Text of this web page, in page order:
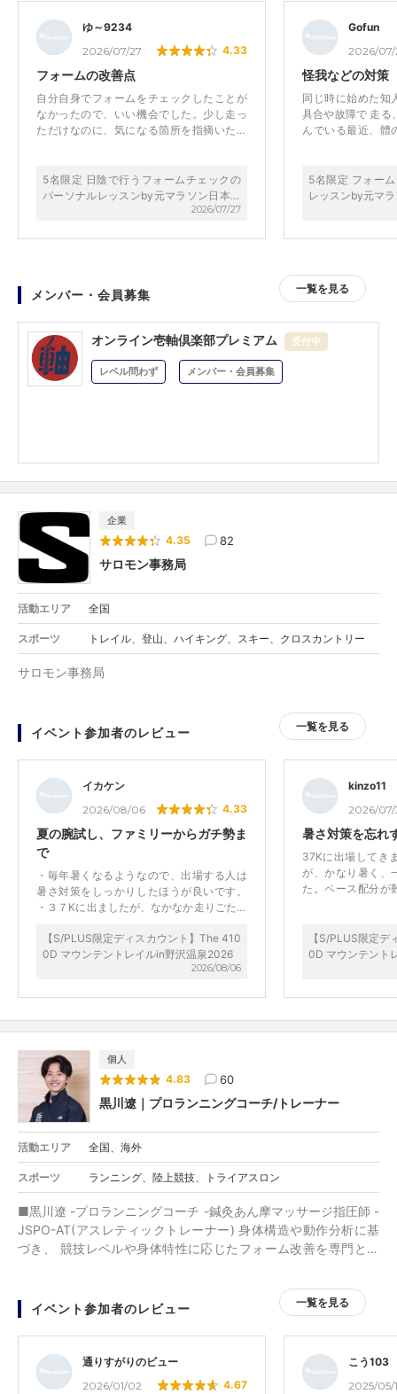
ゆ～9234
2026/07/27
4.33
フォームの改善点
自分自身でフォームをチェックしたことが
なかったので、いい機会でした。少し走っ
ただけなのに、気になる箇所を指摘いただ
また、暑い中でしたが日陰であったし人通
りも少なかったので集中することもできま
5名限定 日陰で行うフォームチェックの
パーソナルレッスンby元マラソン日本代
2026/07/27
Gofun
2026/07/
怪我などの対策
同じ時に始めた知
具合や故障で 走る
んでいる最近、體
て動作や動かし
想っています。
5名限定 フォー
レッスンby元マ
メンバー・会員募集 一覧を見る
オンライン壱軸倶楽部プレミアム 受付中
レベル問わず メンバー・会員募集
企業
4.35 82
サロモン事務局
活動エリア 全国
スポーツ トレイル、登山、ハイキング、スキー、クロスカントリー
サロモン事務局
イベント参加者のレビュー 一覧を見る
イカケン
2026/08/06
4.33
夏の腕試し、ファミリーからガチ勢ま
で
・毎年暑くなるようなので、出場する人は
暑さ対策をしっかりしたほうが良いです。
・３７Kに出ましたが、なかなか走りごたえ
マーキングがしっかりしており、コースロ
ストすることはないと思います。 ・カテゴ
リーも多くイベントとして盛り上がってい
す。また、運営者さんも少し工夫をしてい
ただけると助かります。
【S/PLUS限定ディスカウント】The 410
0D マウンテントレイルin野沢温泉2026
2026/08/06
kinzo11
2026/
暑さ対策を忘れ
37Kに出場してき
が、かなり暑く、
た。ペース配分が
した。完走目指
（走れる箇所は
【S/PLUS限定
0D マウンテント
個人
4.83 60
黒川遼｜プロランニングコーチ/トレーナー
活動エリア 全国、海外
スポーツ ランニング、陸上競技、トライアスロン
■黒川遼 -プロランニングコーチ -鍼灸あん摩マッサージ指圧師 -
JSPO-AT(アスレティックトレーナー) 身体構造や動作分析に基
づき、 競技レベルや身体特性に応じたフォーム改善を専門とす
的な運動療法を通じて、 競技復帰からパフォーマンス再獲得、
再発予防までサポート。 選手･指導者が長期的に成長し続けられ
る環境づくりを目指し ECOフォームオンラインサロン、LIMITS
ランクラブ主宰。 各分野の専門家と連携し、競技経験だけでな
く 科学的根拠を大切にした活動に取り組んでいる。 ◆経歴 青森
山田高-城西大-ORBIS-独立-花田学園 ▽主な戦歴 全国中学総体･
イベント参加者のレビュー 一覧を見る
通りすがりのビュー
2026/01/02
4.67
こう103
2025/05/